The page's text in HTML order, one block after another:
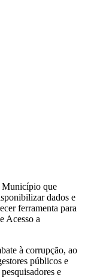
Município que
dados e
ferramenta para
Acesso a
à corrupção, ao
públicos e
e